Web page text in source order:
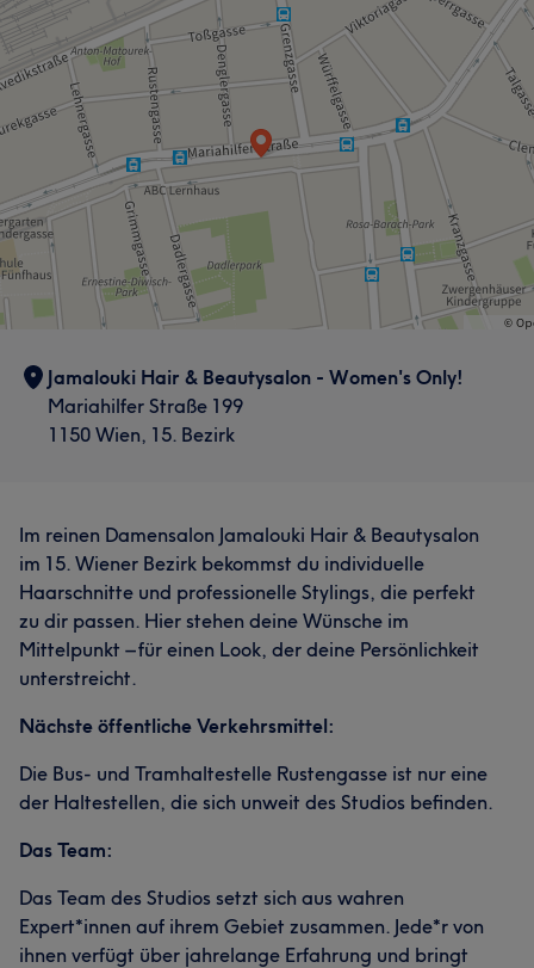
Jamalouki Hair & Beautysalon - Women's Only!
Mariahilfer Straße 199
1150 Wien, 15. Bezirk
Im reinen Damensalon Jamalouki Hair & Beautysalon
im 15. Wiener Bezirk bekommst du individuelle
Haarschnitte und professionelle Stylings, die perfekt
zu dir passen. Hier stehen deine Wünsche im
Mittelpunkt – für einen Look, der deine Persönlichkeit
unterstreicht.
Nächste öffentliche Verkehrsmittel:
Die Bus- und Tramhaltestelle Rustengasse ist nur eine
der Haltestellen, die sich unweit des Studios befinden.
Das Team:
Das Team des Studios setzt sich aus wahren
Expert*innen auf ihrem Gebiet zusammen. Jede*r von
ihnen verfügt über jahrelange Erfahrung und bringt